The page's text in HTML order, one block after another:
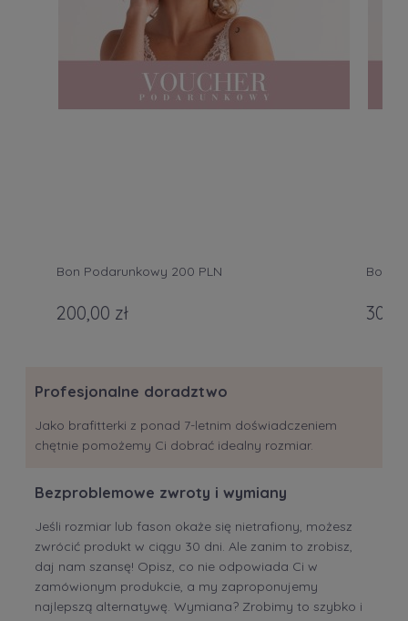
Bon Podarunkowy 200 PLN
200,00 zł
Bon
Profesjonalne doradztwo
Jako brafitterki z ponad 7-letnim doświadczeniem
chętnie pomożemy Ci dobrać idealny rozmiar.
Bezproblemowe zwroty i wymiany
Jeśli rozmiar lub fason okaże się nietrafiony, możesz
zwrócić produkt w ciągu 30 dni. Ale zanim to zrobisz,
daj nam szansę! Opisz, co nie odpowiada Ci w
zamówionym produkcie, a my zaproponujemy
najlepszą alternatywę. Wymiana? Zrobimy to szybko i